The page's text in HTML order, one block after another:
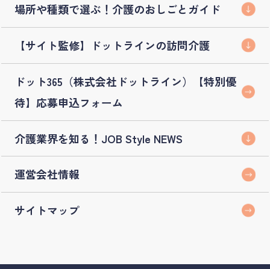
場所や種類で選ぶ！介護のおしごとガイド
【サイト監修】ドットラインの訪問介護
ドット365（株式会社ドットライン）【特別優
待】応募申込フォーム
介護業界を知る！JOB Style NEWS
運営会社情報
サイトマップ